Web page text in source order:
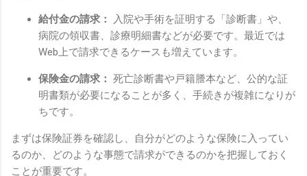
給付金の請求：
入院や手術を証明する「診断書」や、
病院の領収書、診療明細書などが必要です。最近では
Web上で請求できるケースも増えています。
保険金の請求： 死亡診断書や戸籍謄本など、公的な証
明書類が必要になることが多く、手続きが複雑になりが
ちです。
まずは保険証券を確認し、自分がどのような保険に入ってい
るのか、どのような事態で請求ができるのかを把握しておく
ことが重要です。